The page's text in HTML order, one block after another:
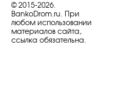
© 2015-2026.
BankoDrom.ru. При
любом использовании
материалов сайта,
ссылка обязательна.